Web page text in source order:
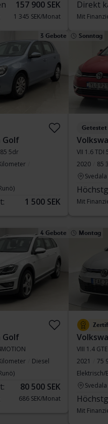
157 900 SEK
1 345 SEK/Monat
Direkt
Mit
3 Gebote
Golf
5dr
1 500 SEK
Sonntag
Getestet
VII 1.6 TDI
2020
85
Svedala
Mit
4 Gebote
Golf
Diesel
80 500 SEK
686 SEK/Monat
Montag
VIII 1.4
2021
75
Elektrisch/
Svedala
Mit